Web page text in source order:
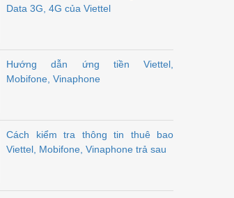
Data 3G, 4G của Viettel
Hướng dẫn ứng tiền Viettel,
Mobifone, Vinaphone
Cách kiểm tra thông tin thuê bao
Viettel, Mobifone, Vinaphone trả sau